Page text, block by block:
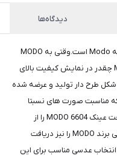
دیدگاه‌ها
عینک MODO 6604 یک انتخاب عالی از مجموعه Modo است.وقتی به MODO
6604 نگاه می‌کنید، می‌توانید ببینید که Modo چقدر در نمایش کیفیت بالای
طرح دار تولید و عرضه شده
عینک‌ طبی 143-18-54 بوده که مناسبت صورت های نسبتا
متوسط و بزرگ می باشد. می‌توانید با خیال راحت عینک MODO 6604 را از
مجموعه سیویلیها تهیه و در کنار آن لوازم اصلی برند MODO را نیز دریافت
انتخاب عدسی مناسب برای این